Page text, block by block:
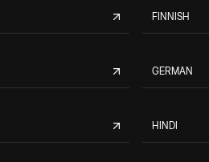
FINNISH
GERMAN
HINDI